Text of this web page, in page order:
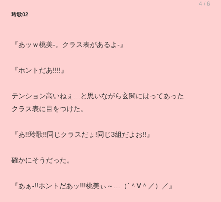
4 / 6
玲歌02
『あッｗ桃美‐。クラス表があるよ‐』
『ホントだあ!!!!』
テンション高いねぇ…と思いながら玄関にはってあった
クラス表に目をつけた。
『あ!!玲歌!!同じクラスだょ!同じ3組だよお!!』
確かにそうだった。
『あぁ‐!!ホントだあッ!!!桃美ぃ～…（´＾∀＾／）／』